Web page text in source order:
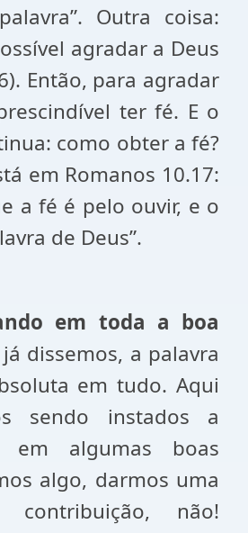
Outra coisa:
agradar a Deus
Então, para agradar
ter fé. E o
como obter a fé?
em Romanos 10.17:
a fé é pelo ouvir, e o
de Deus”.
em toda a boa
dissemos, a palavra
em tudo. Aqui
sendo instados a
em algumas boas
algo, darmos uma
não!